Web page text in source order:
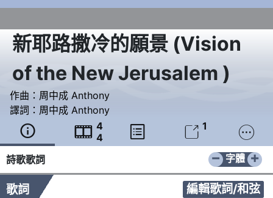
新耶路撒冷的願景 (Vision
of the New Jerusalem )
作曲： 周中成 Anthony
譯詞： 周中成 Anthony
  4
4
  1 
詩歌歌詞 − +
字體
歌詞 編輯歌詞/和弦